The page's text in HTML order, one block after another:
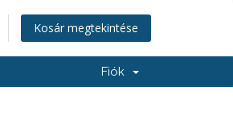
Kosár megtekintése
Fiók